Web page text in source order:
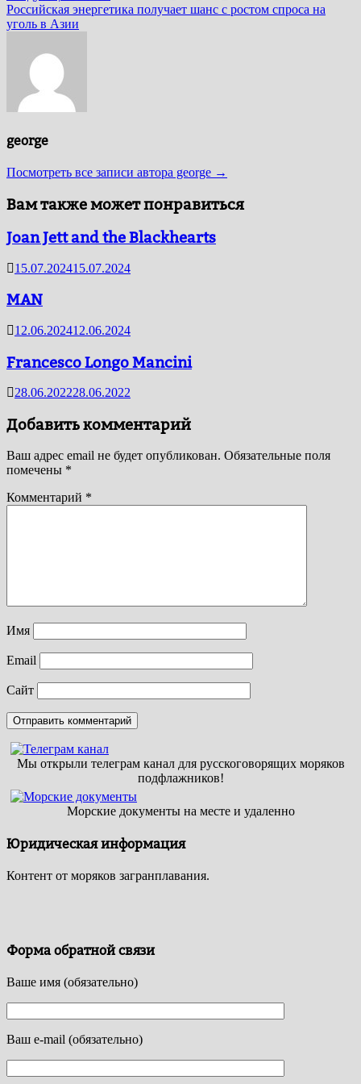
запись:
Российская энергетика получает шанс с ростом спроса на
уголь в Азии
george
Посмотреть все записи автора george →
Вам также может понравиться
Joan Jett and the Blackhearts
15.07.202415.07.2024
MAN
12.06.202412.06.2024
Francesco Longo Mancini
28.06.202228.06.2022
Добавить комментарий
Ваш адрес email не будет опубликован. Обязательные поля
помечены *
Комментарий *
Имя
Email
Сайт
Мы открыли телеграм канал для русскоговорящих моряков
подфлажников!
Морские документы на месте и удаленно
Юридическая информация
Контент от моряков загранплавания.
Форма обратной связи
Ваше имя (обязательно)
Ваш e-mail (обязательно)